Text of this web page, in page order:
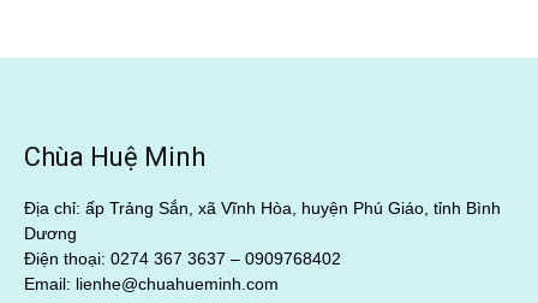
Chùa Huệ Minh
Địa chỉ: ấp Trảng Sắn, xã Vĩnh Hòa, huyện Phú Giáo, tỉnh Bình
Dương
Điện thoại: 0274 367 3637 – 0909768402
Email: lienhe@chuahueminh.com